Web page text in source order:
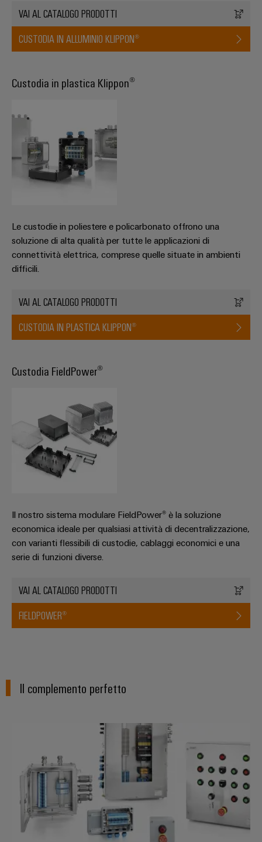
prodotti
vostra
industria. Le
Industrial
Connectivity.
intuitiva,
VAI AL CATALOGO PRODOTTI
CUSTODIA IN ALLUMINIO KLIPPON®
Custodia in plastica Klippon®
Le custodie in poliestere e policarbonato offrono una
soluzione di alta qualità per tutte le applicazioni di
connettività elettrica, comprese quelle situate in ambienti
difficili.
VAI AL CATALOGO PRODOTTI
CUSTODIA IN PLASTICA KLIPPON®
Custodia FieldPower®
Il nostro sistema modulare FieldPower® è la soluzione
economica ideale per qualsiasi attività di decentralizzazione,
con varianti flessibili di custodie, cablaggi economici e una
serie di funzioni diverse.
VAI AL CATALOGO PRODOTTI
FIELDPOWER®
Il complemento perfetto
Custodie lavorate e